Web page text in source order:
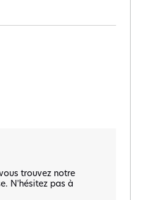
trouvez notre
N'hésitez pas à